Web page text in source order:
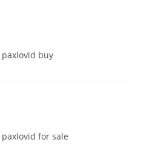
paxlovid buy
paxlovid for sale